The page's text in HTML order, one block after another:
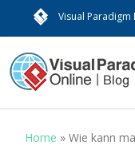
Visual Paradigm
Home »Wie kann